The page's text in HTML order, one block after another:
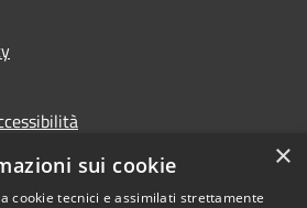
del sito
×
sui cookie
cookie tecnici e assimilati strettamente